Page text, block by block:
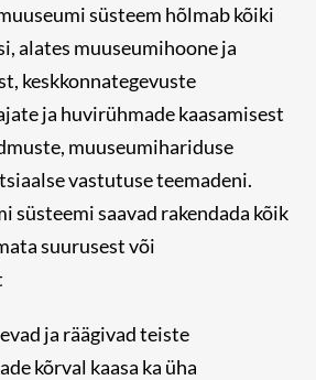
süsteem hõlmab kõiki
alates muuseumihoone ja
keskkonnategevuste
ja huvirühmade kaasamisest
muuseumihariduse
vastutuse teemadeni.
süsteemi saavad rakendada kõik
suurusest või
ja räägivad teiste
kõrval kaasa ka üha